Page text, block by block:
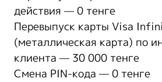
действия — 0 тенге
Перевыпуск карты Visa
(металлическая карта) по
клиента — 30 000 тенге
Смена PIN-кода — 0 тенге